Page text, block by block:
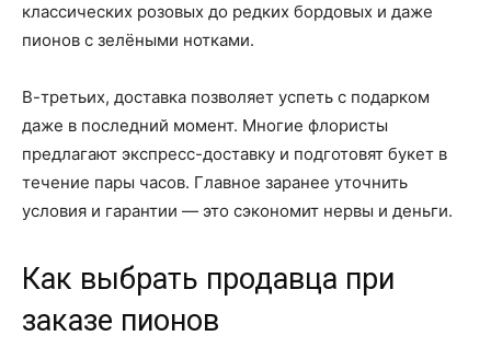
классических розовых до редких бордовых и даже
пионов с зелёными нотками.
В-третьих, доставка позволяет успеть с подарком
даже в последний момент. Многие флористы
предлагают экспресс-доставку и подготовят букет в
течение пары часов. Главное заранее уточнить
условия и гарантии — это сэкономит нервы и деньги.
Как выбрать продавца при
заказе пионов